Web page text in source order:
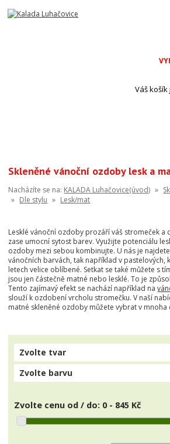
Váš
Skleněné vánoční ozdoby lesk a
Nacházíte se na: KALADA Luhačovice(úvod) »
» Dle stylu » Lesk/mat
Lesklé vánoční ozdoby prozáří váš stromeček a
zase umocní sytost barev. Využijte potenciálu
ozdoby mezi sebou kombinujte. U nás je
vánočních barvách, tak například v pastelových,
letech velice oblíbené. Setkat se také můžete s
jsou jen částečně matné nebo lesklé. To je
Tento zajímavý efekt se nachází například na
slouží k ozdobení vrcholu stromečku. V naší
matné skleněné ozdoby můžete vybrat v
Zvolte tvar
Zvolte barvu
Zvolte cenu od / do: 0 - 845 Kč